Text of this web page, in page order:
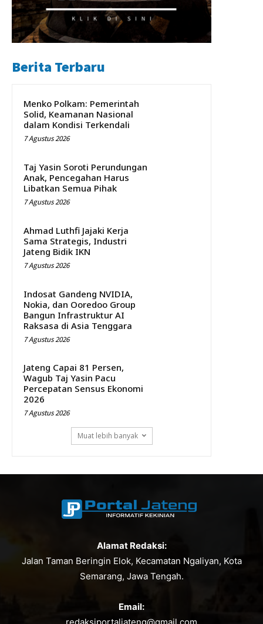
Berita Terbaru
Menko Polkam: Pemerintah
Solid, Keamanan Nasional
dalam Kondisi Terkendali
7 Agustus 2026
Taj Yasin Soroti Perundungan
Anak, Pencegahan Harus
Libatkan Semua Pihak
7 Agustus 2026
Ahmad Luthfi Jajaki Kerja
Sama Strategis, Industri
Jateng Bidik IKN
7 Agustus 2026
Indosat Gandeng NVIDIA,
Nokia, dan Ooredoo Group
Bangun Infrastruktur AI
Raksasa di Asia Tenggara
7 Agustus 2026
Jateng Capai 81 Persen,
Wagub Taj Yasin Pacu
Percepatan Sensus Ekonomi
2026
7 Agustus 2026
Muat lebih banyak
Alamat Redaksi:
Jalan Taman Beringin Elok, Kecamatan Ngaliyan, Kota
Semarang, Jawa Tengah.
Email: